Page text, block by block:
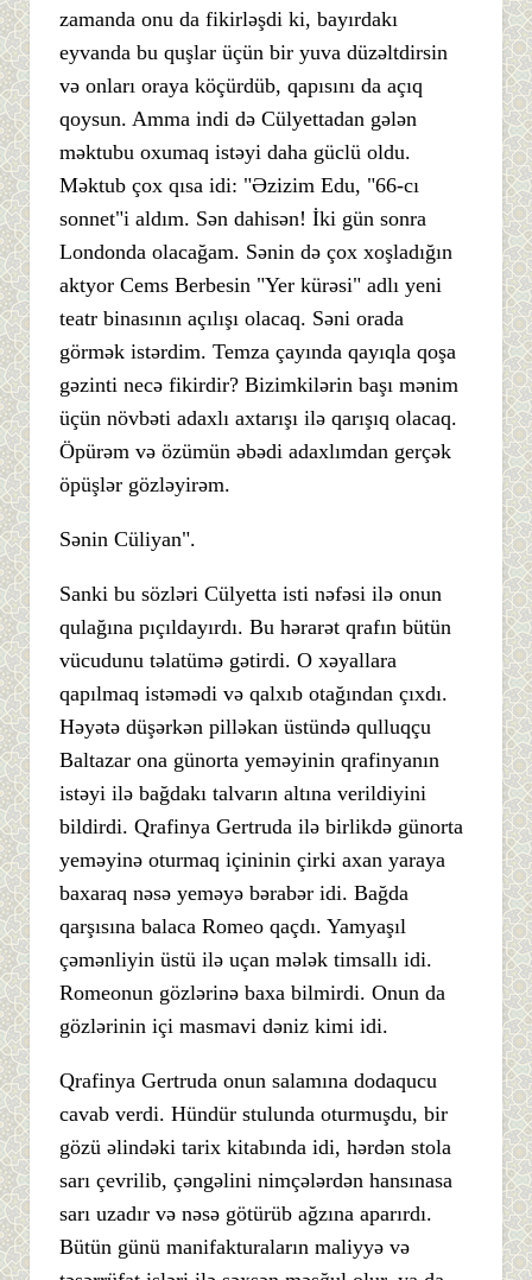
zamanda onu da fikirləşdi ki, bayırdakı
eyvanda bu quşlar üçün bir yuva düzəltdirsin
və onları oraya köçürdüb, qapısını da açıq
qoysun. Amma indi də Cülyettadan gələn
məktubu oxumaq istəyi daha güclü oldu.
Məktub çox qısa idi: "Əzizim Edu, "66-cı
sonnet"i aldım. Sən dahisən! İki gün sonra
Londonda olacağam. Sənin də çox xoşladığın
aktyor Cems Berbesin "Yer kürəsi" adlı yeni
teatr binasının açılışı olacaq. Səni orada
görmək istərdim. Temza çayında qayıqla qoşa
gəzinti necə fikirdir? Bizimkilərin başı mənim
üçün növbəti adaxlı axtarışı ilə qarışıq olacaq.
Öpürəm və özümün əbədi adaxlımdan gerçək
öpüşlər gözləyirəm.
Sənin Cüliyan".
Sanki bu sözləri Cülyetta isti nəfəsi ilə onun
qulağına pıçıldayırdı. Bu hərarət qrafın bütün
vücudunu təlatümə gətirdi. O xəyallara
qapılmaq istəmədi və qalxıb otağından çıxdı.
Həyətə düşərkən pilləkan üstündə qulluqçu
Baltazar ona günorta yeməyinin qrafinyanın
istəyi ilə bağdakı talvarın altına verildiyini
bildirdi. Qrafinya Gertruda ilə birlikdə günorta
yeməyinə oturmaq içininin çirki axan yaraya
baxaraq nəsə yeməyə bərabər idi. Bağda
qarşısına balaca Romeo qaçdı. Yamyaşıl
çəmənliyin üstü ilə uçan mələk timsallı idi.
Romeonun gözlərinə baxa bilmirdi. Onun da
gözlərinin içi masmavi dəniz kimi idi.
Qrafinya Gertruda onun salamına dodaqucu
cavab verdi. Hündür stulunda oturmuşdu, bir
gözü əlindəki tarix kitabında idi, hərdən stola
sarı çevrilib, çəngəlini nimçələrdən hansınasa
sarı uzadır və nəsə götürüb ağzına aparırdı.
Bütün günü manifakturaların maliyyə və